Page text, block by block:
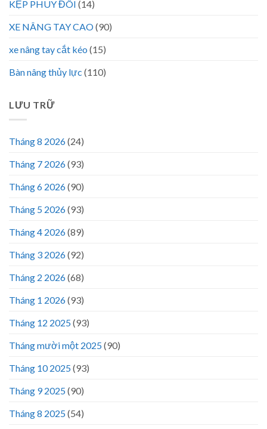
KẸP PHUY ĐÔI (14)
XE NÂNG TAY CAO(90)
xe nâng tay cắt kéo (15)
Bàn nâng thủy lực (110)
LƯU TRỮ
Tháng 8 2026(24)
Tháng 7 2026(93)
Tháng 6 2026(90)
Tháng 5 2026(93)
Tháng 4 2026(89)
Tháng 3 2026(92)
Tháng 2 2026(68)
Tháng 1 2026(93)
Tháng 12 2025(93)
Tháng mười một 2025(90)
Tháng 10 2025(93)
Tháng 9 2025(90)
Tháng 8 2025(54)